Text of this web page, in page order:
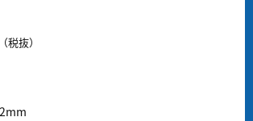
税抜）